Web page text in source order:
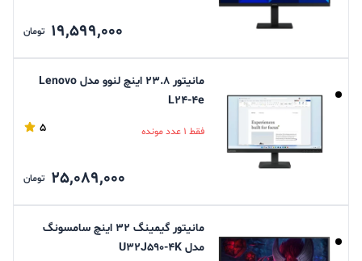
19,599,000 تومان
مانیتور 23.8 اینچ لنوو مدل Lenovo
L24-4e
فقط 1 عدد مونده 5
25,089,000 تومان
مانیتور گیمینگ 32 اینچ سامسونگ
مدل U32J590-4K